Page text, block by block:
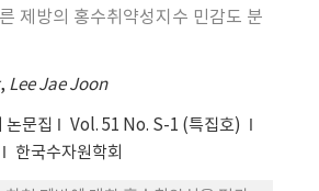
여타 입력자료 사이의 상관관계를 구
와 8.5에 대한 26개 GCM 모형 산정자
이 되는 연강수량, 극치 강우량 등 강
전반적으로 증가하며 이로 인하여
피해액이 광범위하게 증가할 것으
제방의 홍수취약성지수 민감도 분
, Lee Jae Joon
논문집
Vol. 51 No. S-1 (특집호)
한국수자원학회